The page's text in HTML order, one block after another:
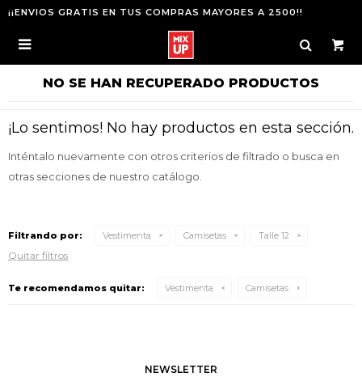
¡¡ENVIOS GRATIS EN TUS COMPRAS MAYORES A 2500!!

NO SE HAN RECUPERADO PRODUCTOS
¡Lo sentimos! No hay productos en esta sección.
Inténtalo nuevamente con otros criterios de filtrado o busca en
otras secciones de nuestro catálogo.
Filtrando por: Vestimenta Camisetas Talle 12
Quitar filtros
Te recomendamos quitar: Vestimenta Camisetas
NEWSLETTER